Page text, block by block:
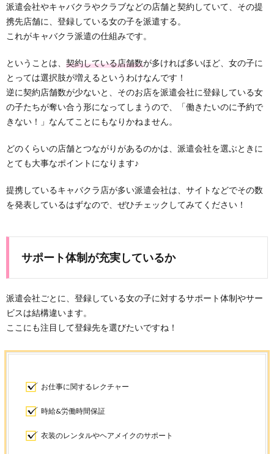
派遣会社やキャバクラやクラブなどの店舗と契約していて、その提
携先店舗に、登録している女の子を派遣する。
これがキャバクラ派遣の仕組みです。
ということは、 契約している店舗数が多ければ多いほど、女の子に
とっては選択肢が増えるというわけなんです！
逆に契約店舗数が少ないと、そのお店を派遣会社に登録している女
の子たちが奪い合う形になってしまうので、「働きたいのに予約で
きない！」なんてことにもなりかねません。
どのくらいの店舗とつながりがあるのかは、派遣会社を選ぶときに
とても大事なポイントになります♪
提携しているキャバクラ店が多い派遣会社は、サイトなどでその数
を発表しているはずなので、ぜひチェックしてみてください！
サポート体制が充実しているか
派遣会社ごとに、登録している女の子に対するサポート体制やサー
ビスは結構違います。
ここにも注目して登録先を選びたいですね！
お仕事に関するレクチャー
時給&労働時間保証
衣装のレンタルやヘアメイクのサポート